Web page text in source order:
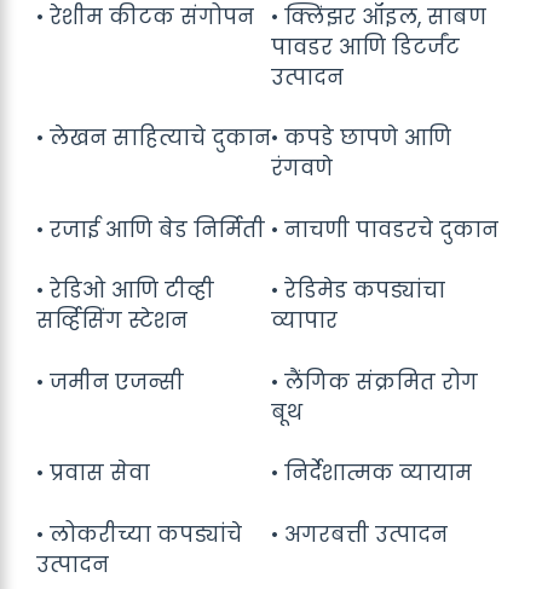
• रेशीम कीटक संगोपन
• क्लिंझर ऑइल, साबण
पावडर आणि डिटर्जंट
उत्पादन
• लेखन साहित्याचे दुकान• कपडे छापणे आणि
रंगवणे
• रजाई आणि बेड निर्मिती • नाचणी पावडरचे दुकान
• रेडिओ आणि टीव्ही
सर्व्हिसिंग स्टेशन
• रेडिमेड कपड्यांचा
व्यापार
• जमीन एजन्सी
• लैंगिक संक्रमित रोग
बूथ
• प्रवास सेवा • निर्देशात्मक व्यायाम
• लोकरीच्या कपड्यांचे
उत्पादन
• अगरबत्ती उत्पादन